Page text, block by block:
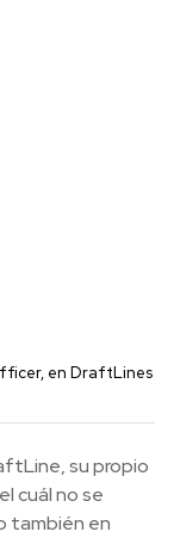
en DraftLines
su propio
cuál no se
también en